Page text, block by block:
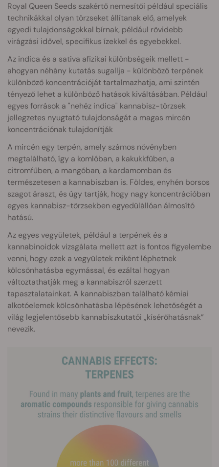
Royal Queen Seeds szakértő nemesítői például speciális
technikákkal olyan törzseket állítanak elő, amelyek
egyedi tulajdonságokkal bírnak, például rövidebb
virágzási idővel, specifikus ízekkel és egyebekkel.
Az indica és a sativa afizikai különbségeik mellett -
ahogyan néhány kutatás sugallja - különböző terpének
különböző koncentrációját tartalmazhatja, ami szintén
tényező lehet a különböző hatások kiváltásában. Például
egyes források a "nehéz indica" kannabisz-törzsek
jellegzetes nyugtató tulajdonságát a magas mircén
koncentrációnak tulajdonítják
A mircén egy terpén, amely számos növényben
megtalálható, így a komlóban, a kakukkfűben, a
citromfűben, a mangóban, a kardamomban és
természetesen a kannabiszban is. Földes, enyhén borsos
szagot áraszt, és úgy tartják, hogy nagy koncentrációban
egyes kannabisz-törzsekben egyedülállóan álmosító
hatású.
Az egyes vegyületek, például a terpének és a
kannabinoidok vizsgálata mellett azt is fontos figyelembe
venni, hogy ezek a vegyületek miként léphetnek
kölcsönhatásba egymással, és ezáltal hogyan
változtathatják meg a kannabiszról szerzett
tapasztalatainkat. A kannabiszban található kémiai
alkotóelemek kölcsönhatásba lépésének lehetőségét a
világ legjelentősebb kannabiszkutatói „kísérőhatásnak”
nevezik.